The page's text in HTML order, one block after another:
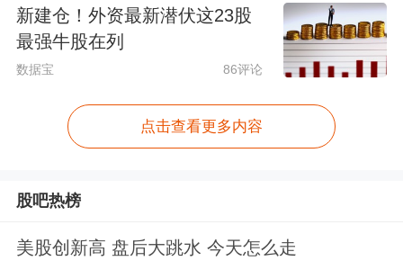
新建仓！外资最新潜伏这23股
最强牛股在列
数据宝 86评论
点击查看更多内容
股吧热榜
美股创新高 盘后大跳水 今天怎么走